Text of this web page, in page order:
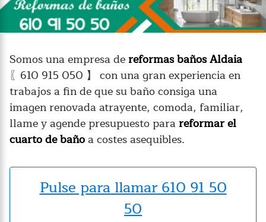
Somos una empresa dereformas baños Aldaia
〖610 915 050 】 con una gran experiencia en
trabajos a fin de que su baño consiga una
imagen renovada atrayente, comoda, familiar,
llame y agende presupuesto parareformar el
cuarto de bañoa costes asequibles.
Pulse para llamar 610 91 50
50